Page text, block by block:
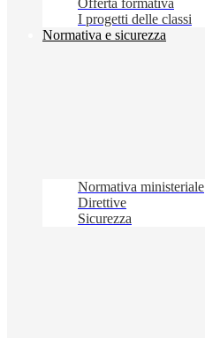
Offerta formativa
I progetti delle classi
Normativa e sicurezza
Normativa ministeriale
Direttive
Sicurezza